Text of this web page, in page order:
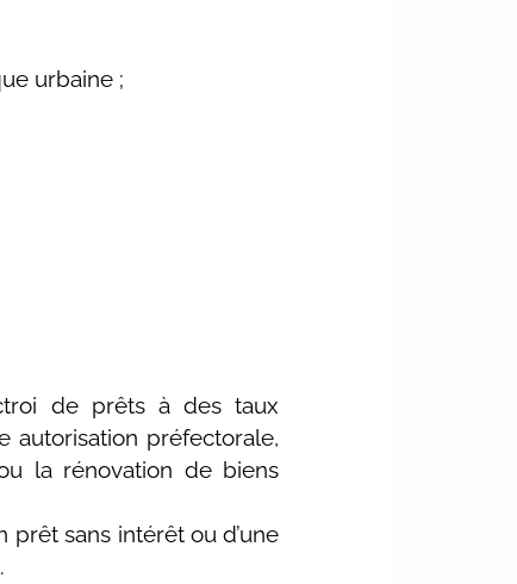
urbaine ;
de prêts à des taux
autorisation préfectorale,
la rénovation de biens
sans intérêt ou d’une